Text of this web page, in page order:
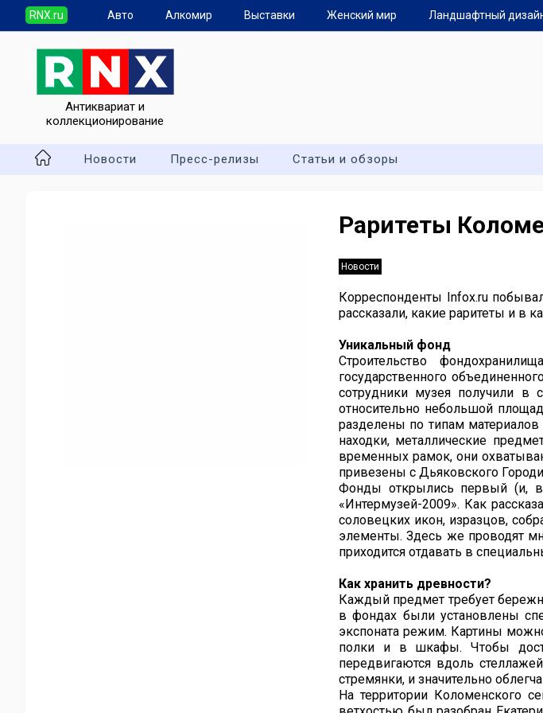
RNX.ru Авто Алкомир Выставки Женский мир Ландшафтный
Антиквариат и
коллекционирование
Новости Пресс-релизы Статьи и обзоры
Раритеты
Новости
Корреспонденты Infox.ru
рассказали, какие раритеты и в
Уникальный фонд
Строительство
государственного
сотрудники музея получили в
относительно небольшой
разделены по типам
находки, металлические
временных рамок, они
привезены с Дьяковского
Фонды открылись первый (и,
«Интермузей-2009». Как
соловецких икон, изразцов,
элементы. Здесь же проводят
приходится отдавать в
Как хранить древности?
Каждый предмет требует
в фондах были установлены
экспоната режим. Картины
полки и в шкафы. Чтобы
передвигаются вдоль
стремянки, и значительно
На территории Коломенского